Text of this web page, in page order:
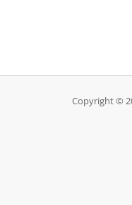
Copyright ©